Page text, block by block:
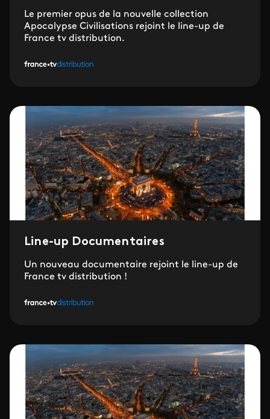
Le premier opus de la nouvelle collection
Apocalypse Civilisations rejoint le line-up de
France tv distribution.
Line-up Documentaires
Un nouveau documentaire rejoint le line-up de
France tv distribution !